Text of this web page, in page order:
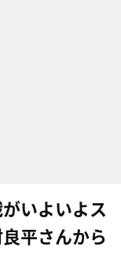
いよいよス
平さんから